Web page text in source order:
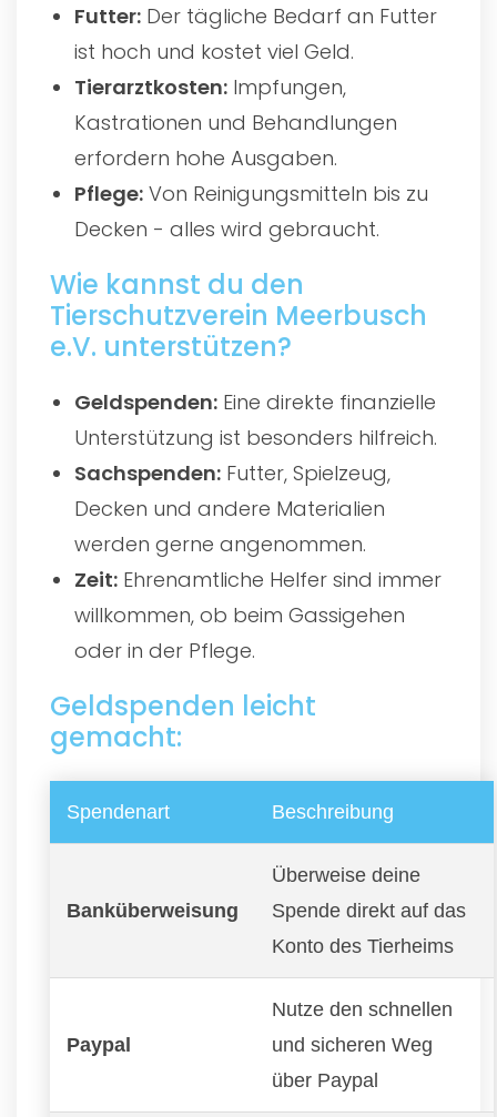
Futter: Der tägliche Bedarf an Futter
ist hoch und kostet viel Geld.
Tierarztkosten: Impfungen,
Kastrationen und Behandlungen
erfordern hohe Ausgaben.
Pflege: Von Reinigungsmitteln bis zu
Decken - alles wird gebraucht.
Wie kannst du den
Tierschutzverein Meerbusch
e.V. unterstützen?
Geldspenden: Eine direkte finanzielle
Unterstützung ist besonders hilfreich.
Sachspenden: Futter, Spielzeug,
Decken und andere Materialien
werden gerne angenommen.
Zeit: Ehrenamtliche Helfer sind immer
willkommen, ob beim Gassigehen
oder in der Pflege.
Geldspenden leicht
gemacht:
Spendenart Beschreibung
Banküberweisung
Überweise deine
Spende direkt auf das
Konto des Tierheims
Paypal
Nutze den schnellen
und sicheren Weg
über Paypal